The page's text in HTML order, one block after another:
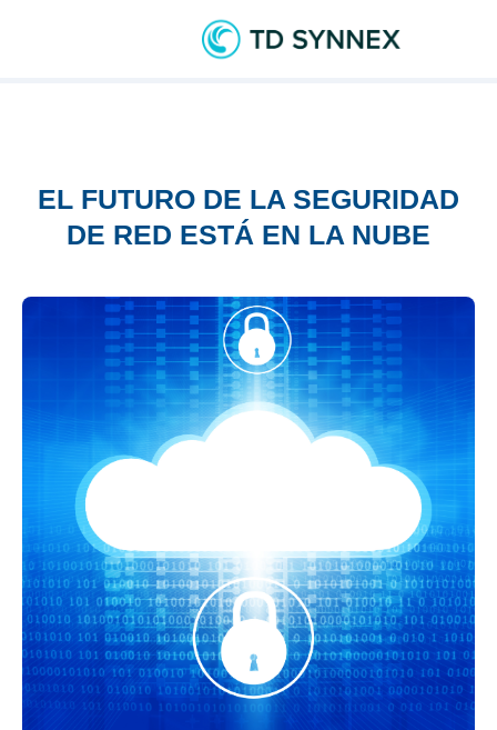
EL FUTURO DE LA SEGURIDAD
DE RED ESTÁ EN LA NUBE